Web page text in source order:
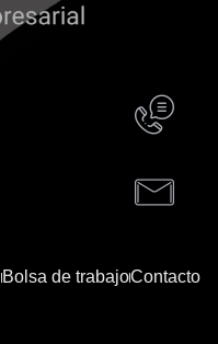
Bolsa de trabajoContacto